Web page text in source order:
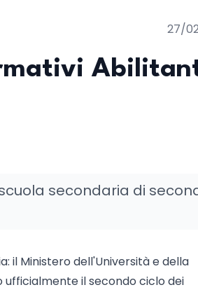
27/
secondaria di
il Ministero dell'Università e della
ufficialmente il secondo ciclo dei